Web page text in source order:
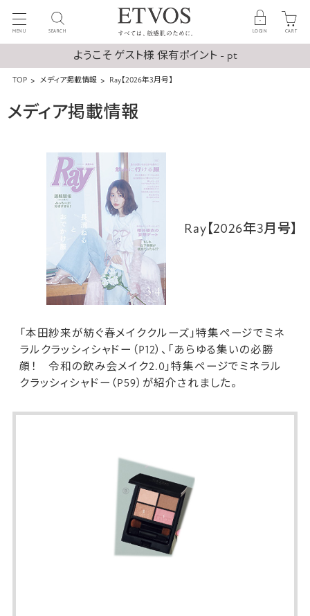
MENU SEARCH LOGIN CART
ようこそ ゲスト様 保有ポイント - pt
TOP メディア掲載情報 Ray【2026年3月号】
メディア掲載情報
Ray【2026年3月号】
「本田紗来が紡ぐ春メイククルーズ」特集ページでミネ
ラルクラッシィシャドー （P12）、「あらゆる集いの必勝
顔！ 令和の飲み会メイク2.0」特集ページでミネラル
クラッシィシャドー （P59）が紹介されました。